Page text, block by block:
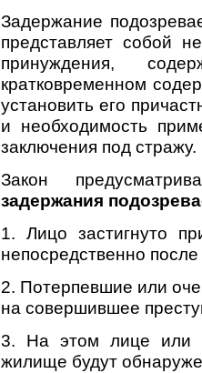
Задержание
представляет собой
принуждения,
кратковременном
установить его
и необходимость
заключения под стражу.
Закон
задержания
1. Лицо застигнуто
непосредственно
2. Потерпевшие или
на совершившее
3. На этом лице или
жилище будут